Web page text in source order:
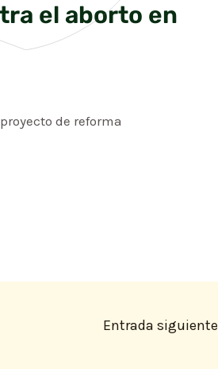
el aborto en
de reforma
Entrada siguiente